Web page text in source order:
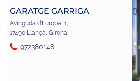
GARATGE GARRIGA
Avinguda d'Europa, 1,
17490 Llançà, Girona
972380148